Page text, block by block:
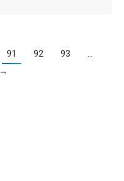
91 92 93
…
→